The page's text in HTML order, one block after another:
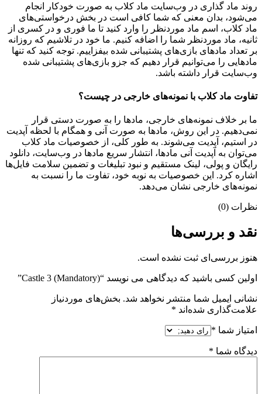
روند ماد گذاری در وب‌سایت ماد کلاب به صورت خودکار انجام
می‌شود، بدان معنی که شما کافی است در بخش درخواستی‌های
ماد کلاب، اسم ماد موردنظر را وارد کنید تا ما فوری و در کسری از
ثانیه، ماد موردنظر شما را اضافه کنیم. ما خود در تلاشیم که روزانه
بر تعداد مادهای بازی‌های پشتیبانی شده بیفزاییم. توجه کنید که تنها
مادهایی را می‌توانیم قرار دهیم که جزو بازی‌های پشتیبانی شده
وب‌سایت قرار داشته باشد.
تفاوت ماد کلاب با نمونه‌های خارجی در چیست؟
ما بر خلاف نمونه‌های خارجی، مادها را به صورت دستی قرار
نمی‌دهیم. در این روش، مادها به صورت آنی و همگام با لحظه آپدیت
در استیم، آپدیت می‌شوند. به طور کلی، از خصوصیات ماد کلاب
می‌‌توان به آپدیت آنی مادها، انتشار سریع مادها در وب‌سایت، دانلود
رایگان و پولی، لینک مستقیم و نبود تبلیغات و تضمین سلامت فایل‌ها
اشاره کرد. این خصوصیات به نوبه خود، تفاوت ما را نسبت به
نمونه‌های خارجی نشان می‌دهد.
نظرات (0)
نقد و بررسی‌ها
هنوز بررسی‌ای ثبت نشده است.
اولین کسی باشید که دیدگاهی می نویسد “Castle 3 (Mandatory)”
نشانی ایمیل شما منتشر نخواهد شد. بخش‌های موردنیاز
علامت‌گذاری شده‌اند *
امتیاز شما *
دیدگاه شما *